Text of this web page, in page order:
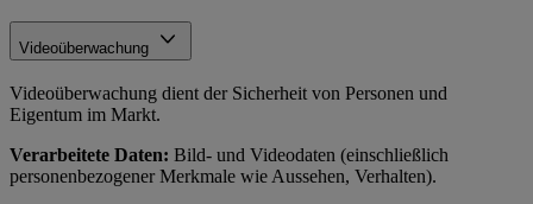
Videoüberwachung
Videoüberwachung dient der Sicherheit von Personen und
Eigentum im Markt.
Verarbeitete Daten: Bild- und Videodaten (einschließlich
personenbezogener Merkmale wie Aussehen, Verhalten).